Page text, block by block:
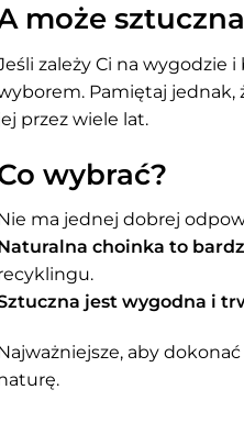
może
zależy Ci na wygodzie
Pamiętaj jednak,
przez wiele lat.
wybrać?
ma jednej dobrej
choinka to
jest wygodna i
aby